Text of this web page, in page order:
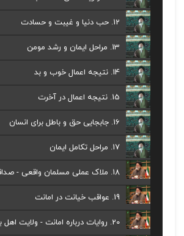
12. حب دنیا و غیبت و حسادت
13. مراحل ایمان و رشد مومن
14. نتیجه اعمال خوب و بد
15. نتیجه اعمال در آخرت
16. جابجایی حق و باطل برای انسان
17. مراحل تکامل ایمان
19. عواقب خیانت در امانت